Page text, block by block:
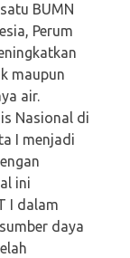
BUMN
Perum
maupun
air.
Nasional di
I menjadi
ini
I dalam
daya